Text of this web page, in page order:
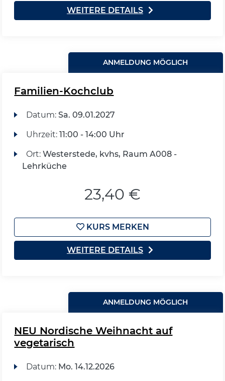
WEITERE DETAILS
ANMELDUNG MÖGLICH
Familien-Kochclub
Datum: Sa. 09.01.2027
Uhrzeit: 11:00 - 14:00 Uhr
Ort: Westerstede, kvhs, Raum A008 -
Lehrküche
23,40 €
KURS MERKEN
WEITERE DETAILS
ANMELDUNG MÖGLICH
NEU Nordische Weihnacht auf
vegetarisch
Datum: Mo. 14.12.2026